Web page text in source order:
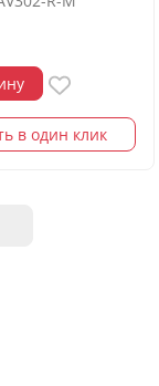
в один клик